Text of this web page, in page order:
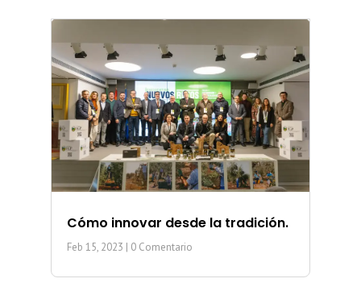
Cómo innovar desde la tradición.
Feb 15, 2023 | 0 Comentario